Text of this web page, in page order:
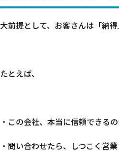
大前提として、お客さんは「納
たとえば、
・この会社、本当に信頼できる
・問い合わせたら、しつこく営